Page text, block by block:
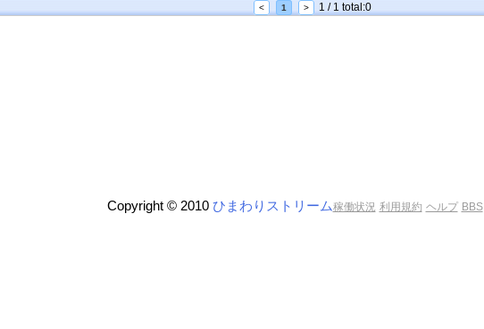
< 1 > 1 / 1 total:0
Copyright © 2010 ひまわりストリーム稼働状況 利用規約 ヘルプ BBS